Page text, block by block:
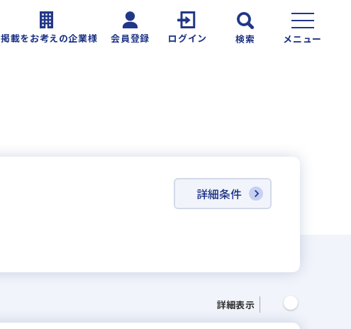
掲載をお考えの企業様 会員登録 ログイン 検索 メニュー
詳細条件
詳細表示